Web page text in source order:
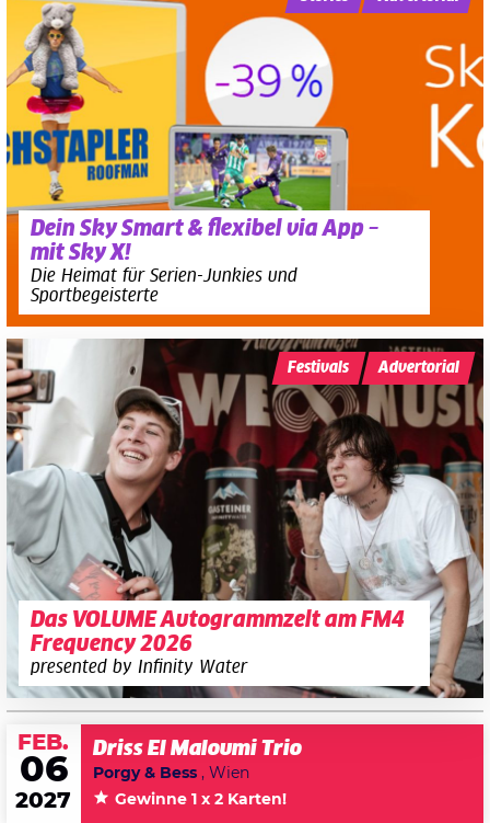
Dein Sky Smart & flexibel via App –
mit Sky X!
Die Heimat für Serien-Junkies und
Sportbegeisterte
Das VOLUME Autogrammzelt am FM4
Frequency 2026
presented by Infinity Water
Festivals Advertorial
FEB.
06
2027
Driss El Maloumi Trio
Porgy & Bess , Wien
Gewinne 1 x 2 Karten!